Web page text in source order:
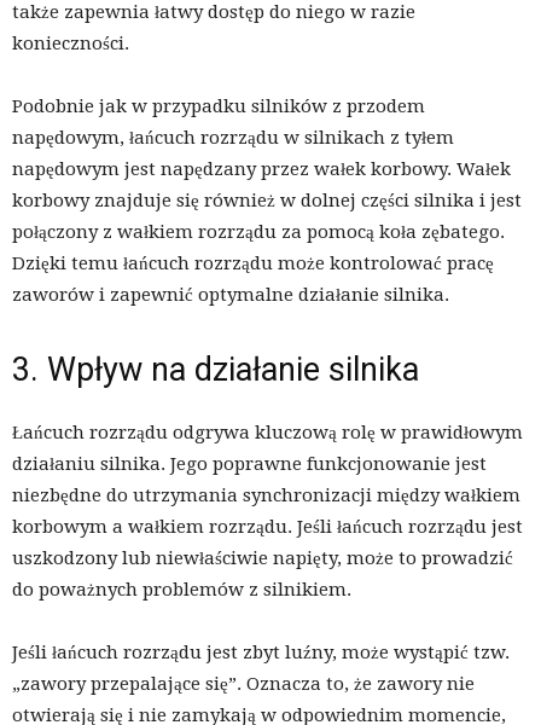
także zapewnia łatwy dostęp do niego w razie
konieczności.
Podobnie jak w przypadku silników z przodem
napędowym, łańcuch rozrządu w silnikach z tyłem
napędowym jest napędzany przez wałek korbowy. Wałek
korbowy znajduje się również w dolnej części silnika i jest
połączony z wałkiem rozrządu za pomocą koła zębatego.
Dzięki temu łańcuch rozrządu może kontrolować pracę
zaworów i zapewnić optymalne działanie silnika.
3. Wpływ na działanie silnika
Łańcuch rozrządu odgrywa kluczową rolę w prawidłowym
działaniu silnika. Jego poprawne funkcjonowanie jest
niezbędne do utrzymania synchronizacji między wałkiem
korbowym a wałkiem rozrządu. Jeśli łańcuch rozrządu jest
uszkodzony lub niewłaściwie napięty, może to prowadzić
do poważnych problemów z silnikiem.
Jeśli łańcuch rozrządu jest zbyt luźny, może wystąpić tzw.
„zawory przepalające się”. Oznacza to, że zawory nie
otwierają się i nie zamykają w odpowiednim momencie,